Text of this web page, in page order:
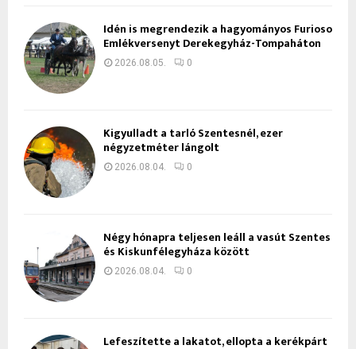
Idén is megrendezik a hagyományos Furioso
Emlékversenyt Derekegyház-Tompaháton
2026.08.05. 0
Kigyulladt a tarló Szentesnél, ezer
négyzetméter lángolt
2026.08.04. 0
Négy hónapra teljesen leáll a vasút Szentes
és Kiskunfélegyháza között
2026.08.04. 0
Lefeszítette a lakatot, ellopta a kerékpárt